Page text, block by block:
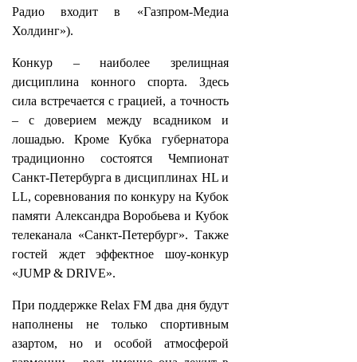
Радио входит в «Газпром-Медиа
Холдинг»).
Конкур – наиболее зрелищная
дисциплина конного спорта. Здесь
сила встречается с грацией, а точность
– с доверием между всадником и
лошадью. Кроме Кубка губернатора
традиционно состоятся Чемпионат
Санкт‑Петербурга в дисциплинах HL и
LL, соревнования по конкуру на Кубок
памяти Александра Воробьева и Кубок
телеканала «Санкт‑Петербург». Также
гостей ждет эффектное шоу‑конкур
«JUMP & DRIVE».
При поддержке Relax FM два дня будут
наполнены не только спортивным
азартом, но и особой атмосферой